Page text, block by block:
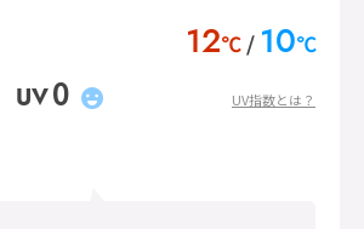
12℃ 10℃
UV0 UV指数とは？